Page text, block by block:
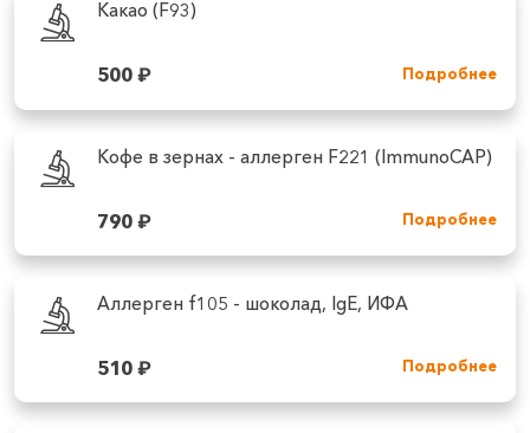
Какао (F93)
500₽ Подробнее
Кофе в зернах - аллерген F221 (ImmunoCAP)
790₽ Подробнее
Аллерген f105 - шоколад, IgE, ИФА
510₽ Подробнее